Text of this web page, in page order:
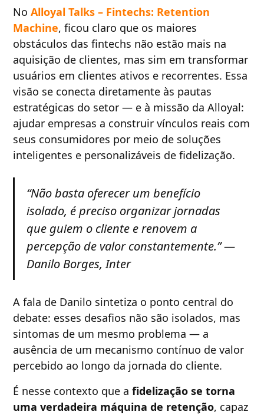
NoAlloyal Talks – Fintechs: Retention
Machine, ficou claro que os maiores
obstáculos das fintechs não estão mais na
aquisição de clientes, mas sim em transformar
usuários em clientes ativos e recorrentes. Essa
visão se conecta diretamente às pautas
estratégicas do setor — e à missão da Alloyal:
ajudar empresas a construir vínculos reais com
seus consumidores por meio de soluções
inteligentes e personalizáveis de fidelização.
“Não basta oferecer um benefício
isolado, é preciso organizar jornadas
que guiem o cliente e renovem a
percepção de valor constantemente.” —
Danilo Borges, Inter
A fala de Danilo sintetiza o ponto central do
debate: esses desafios não são isolados, mas
sintomas de um mesmo problema — a
ausência de um mecanismo contínuo de valor
percebido ao longo da jornada do cliente.
É nesse contexto que afidelização se torna
uma verdadeira máquina de retenção, capaz